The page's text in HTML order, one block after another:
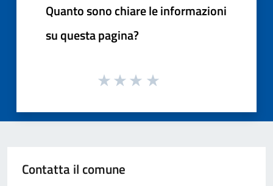
Quanto sono chiare le informazioni
su questa pagina?
Contatta il comune